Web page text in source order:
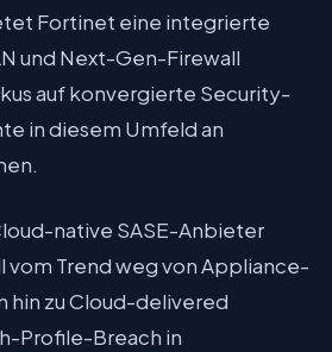
Fortinet eine integrierte
und Next-Gen-Firewall
auf konvergierte Security-
in diesem Umfeld an
native SASE-Anbieter
Trend weg von Appliance-
hin zu Cloud-delivered
Profile-Breach in